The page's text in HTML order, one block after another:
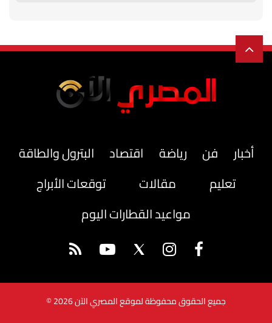
أخبار فن رياضة اقتصاد
البترول والطاقة
تعليم
مقالات
توقعات الأبراج
مواعيد القطارات اليوم
جميع الحقوق محفوظة لموقع المصري الآن 2026 ©